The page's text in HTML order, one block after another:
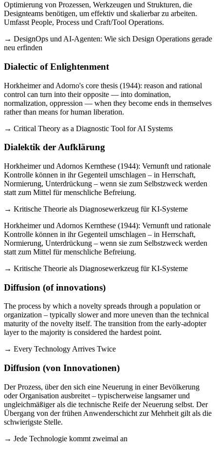
Optimierung von Prozessen, Werkzeugen und Strukturen, die
Designteams benötigen, um effektiv und skalierbar zu arbeiten.
Umfasst People, Process und Craft/Tool Operations.
→ DesignOps und AI-Agenten: Wie sich Design Operations gerade
neu erfinden
Dialectic of Enlightenment
Horkheimer and Adorno's core thesis (1944): reason and rational
control can turn into their opposite — into domination,
normalization, oppression — when they become ends in themselves
rather than means for human liberation.
→ Critical Theory as a Diagnostic Tool for AI Systems
Dialektik der Aufklärung
Horkheimer und Adornos Kernthese (1944): Vernunft und rationale
Kontrolle können in ihr Gegenteil umschlagen – in Herrschaft,
Normierung, Unterdrückung – wenn sie zum Selbstzweck werden
statt zum Mittel für menschliche Befreiung.
→ Kritische Theorie als Diagnosewerkzeug für KI-Systeme
Horkheimer und Adornos Kernthese (1944): Vernunft und rationale
Kontrolle können in ihr Gegenteil umschlagen – in Herrschaft,
Normierung, Unterdrückung – wenn sie zum Selbstzweck werden
statt zum Mittel für menschliche Befreiung.
→ Kritische Theorie als Diagnosewerkzeug für KI-Systeme
Diffusion (of innovations)
The process by which a novelty spreads through a population or
organization – typically slower and more uneven than the technical
maturity of the novelty itself. The transition from the early-adopter
layer to the majority is considered the hardest point.
→ Every Technology Arrives Twice
Diffusion (von Innovationen)
Der Prozess, über den sich eine Neuerung in einer Bevölkerung
oder Organisation ausbreitet – typischerweise langsamer und
ungleichmäßiger als die technische Reife der Neuerung selbst. Der
Übergang von der frühen Anwenderschicht zur Mehrheit gilt als die
schwierigste Stelle.
→ Jede Technologie kommt zweimal an